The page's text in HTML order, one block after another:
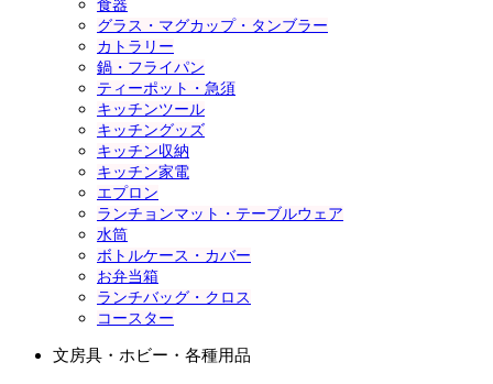
食器
グラス・マグカップ・タンブラー
カトラリー
鍋・フライパン
ティーポット・急須
キッチンツール
キッチングッズ
キッチン収納
キッチン家電
エプロン
ランチョンマット・テーブルウェア
水筒
ボトルケース・カバー
お弁当箱
ランチバッグ・クロス
コースター
文房具・ホビー・各種用品